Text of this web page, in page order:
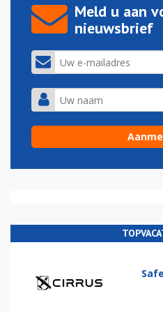
Meld u aan
nieuwsbrief